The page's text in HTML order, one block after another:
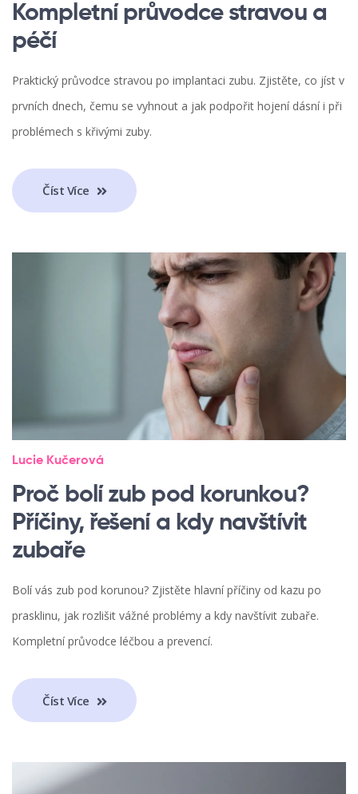
Kompletní průvodce stravou a
péčí
Praktický průvodce stravou po implantaci zubu. Zjistěte, co jíst v
prvních dnech, čemu se vyhnout a jak podpořit hojení dásní i při
problémech s křivými zuby.
Číst Více
Lucie Kučerová
Proč bolí zub pod korunkou?
Příčiny, řešení a kdy navštívit
zubaře
Bolí vás zub pod korunou? Zjistěte hlavní příčiny od kazu po
prasklinu, jak rozlišit vážné problémy a kdy navštívit zubaře.
Kompletní průvodce léčbou a prevencí.
Číst Více